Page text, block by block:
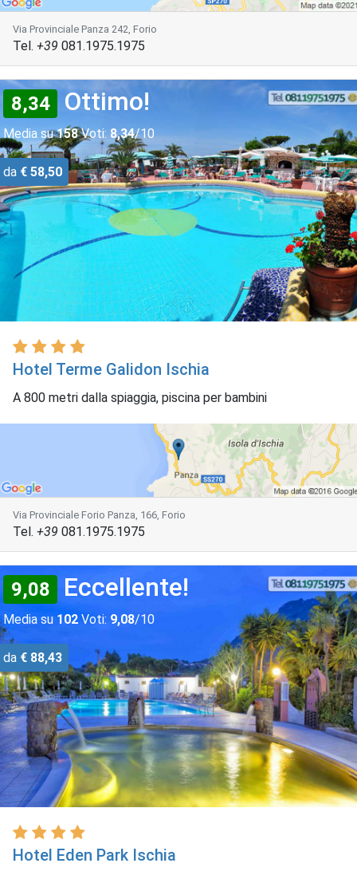
Via Provinciale Panza 242, Forio
Tel. +39 081.1975.1975
8,34 Ottimo!
Media su158Voti: 8,34/10
da € 58,50
Hotel Terme Galidon Ischia
A 800 metri dalla spiaggia, piscina per bambini
Via Provinciale Forio Panza, 166, Forio
Tel. +39 081.1975.1975
9,08 Eccellente!
Media su 102 Voti: 9,08/10
da € 88,43
Hotel Eden Park Ischia